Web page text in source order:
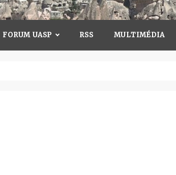
FORUM UASP RSS MULTIMÉDIA